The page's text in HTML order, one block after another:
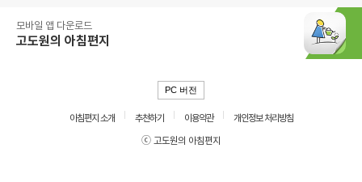
모바일 앱 다운로드
고도원의 아침편지
PC 버전
아침편지 소개 추천하기 이용약관
개인정보 처리방침
ⓒ 고도원의 아침편지